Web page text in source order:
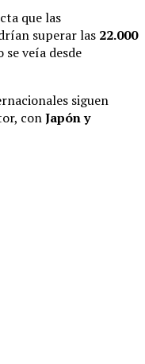
que las
superar las 22.000
se veía desde
siguen
conJapón y